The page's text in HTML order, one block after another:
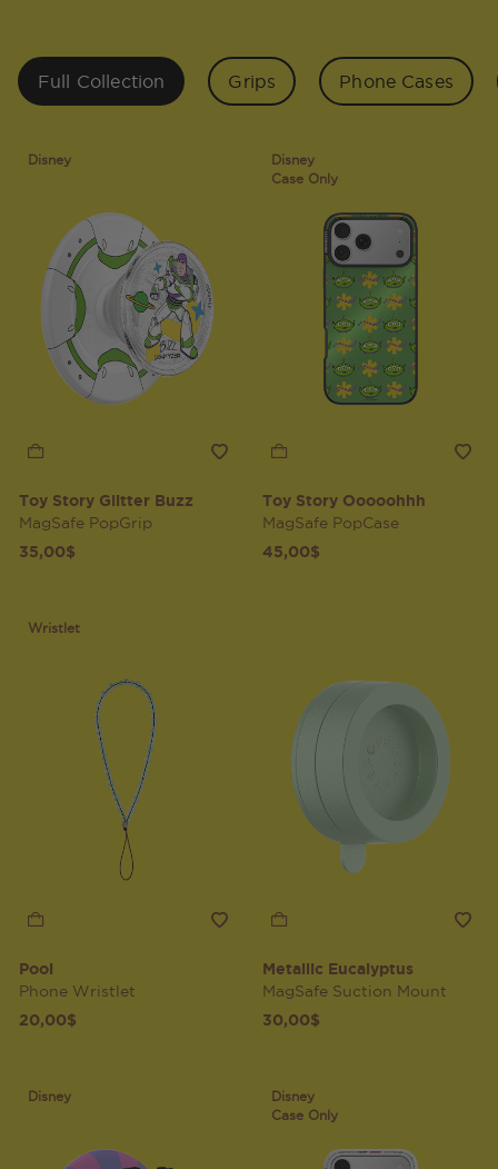
Full Collection Grips Phone Cases
Disney
Toy Story Glitter Buzz
MagSafe PopGrip
35,00$
Disney
Case Only
Toy Story Ooooohhh
MagSafe PopCase
45,00$
Wristlet
Pool
Phone Wristlet
20,00$
Metallic Eucalyptus
MagSafe Suction Mount
30,00$
Disney
Disney
Case Only